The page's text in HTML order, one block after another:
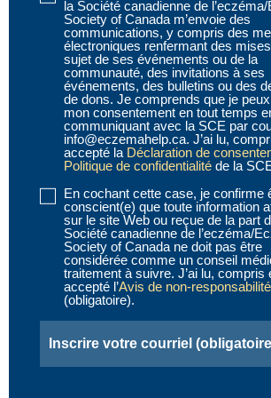
(obligatoire)
la Société canadienne de
Society of Canada m’envoie des
communications, y compris des
électroniques renfermant des
sujet de ses événements ou de la
communauté, des invitations à ses
événements, des bulletins ou des
de dons. Je comprends que je
mon consentement en tout temps
communiquant avec la SCE par
info@eczemahelp.ca. J’ai lu,
accepté la Déclaration de
Politique de confidentialité de la
Disclaimer
(obligatoire)
En cochant cette case, je confirme
conscient(e) que toute information
sur le site Web ou reçue de la part
Société canadienne de l’eczéma/
Society of Canada ne doit pas être
considérée comme un conseil
traitement à suivre. J’ai lu, compris
accepté l’Avis de non-
(obligatoire).
(obligatoire)